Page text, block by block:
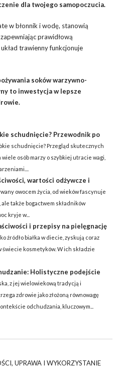
dla twojego samopoczucia.
w błonnik i wodę, stanowią
prawidłową
trawienny funkcjonuje
soków warzywno-
to inwestycja w lepsze
schudnięcie? Przewodnik po
schudnięcie? Przegląd skutecznych
osób marzy o szybkiej utracie wagi,
wartości odżywcze i
owocem życia, od wieków fascynuje
także bogactwem składników
kryje w...
i przepisy na pielęgnację
źródło białka w diecie, zyskują coraz
kosmetyków. W ich składzie
Holistyczne podejście
z jej wielowiekową tradycją i
zdrowie jako złożoną równowagę
odchudzania, kluczowym...
UPRAWA I WYKORZYSTANIE